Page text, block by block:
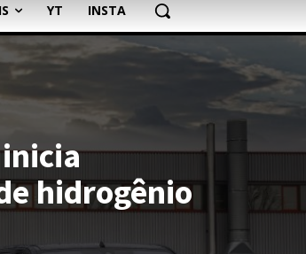
YT INSTA
hidrogênio